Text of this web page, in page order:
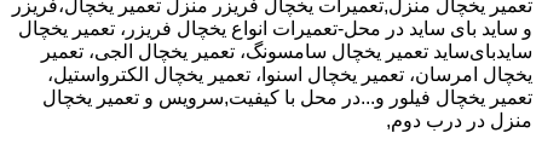
تعمیر یخچال منزل,تعمیرات یخچال فریزر منزل تعمیر یخچال،فریزر
و ساید بای ساید در محل-تعمیرات انواع یخچال فریزر، تعمیر یخچال
سایدبای‌ساید تعمیر یخچال سامسونگ، تعمیر یخچال الجی، تعمیر
یخچال امرسان، تعمیر یخچال اسنوا، تعمیر یخچال الکترواستیل،
تعمیر یخچال فیلور و...در محل با کیفیت,سرویس و تعمیر یخچال
منزل در درب دوم,